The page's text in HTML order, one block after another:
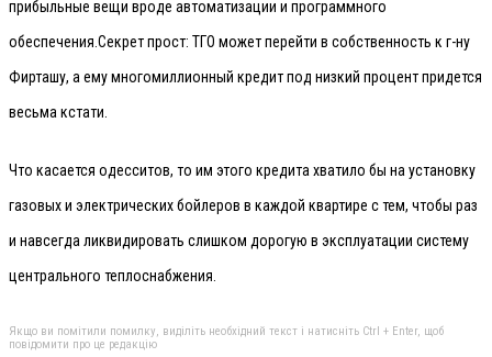
прибыльные вещи вроде автоматизации и программного
обеспечения. Секрет прост: ТГО может перейти в собственность к г-ну
Фирташу, а ему многомиллионный кредит под низкий процент придется
весьма кстати.
Что касается одесситов, то им этого кредита хватило бы на установку
газовых и электрических бойлеров в каждой квартире с тем, чтобы раз
и навсегда ликвидировать слишком дорогую в эксплуатации систему
центрального теплоснабжения.
Якщо ви помітили помилку, виділіть необхідний текст і натисніть Ctrl + Enter, щоб
повідомити про це редакцію